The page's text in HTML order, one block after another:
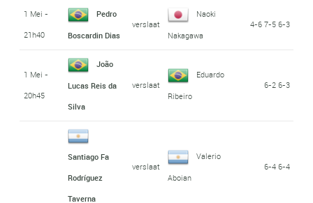
1 Mei -
21h40
Pedro
Boscardin Dias
verslaat
Naoki
Nakagawa
4-6 7-5 6-3
1 Mei -
20h45
João
Lucas Reis da
Silva
verslaat
Eduardo
Ribeiro
6-2 6-3
Santiago Fa
Rodríguez
Taverna
verslaat
Valerio
Aboian
6-4 6-4